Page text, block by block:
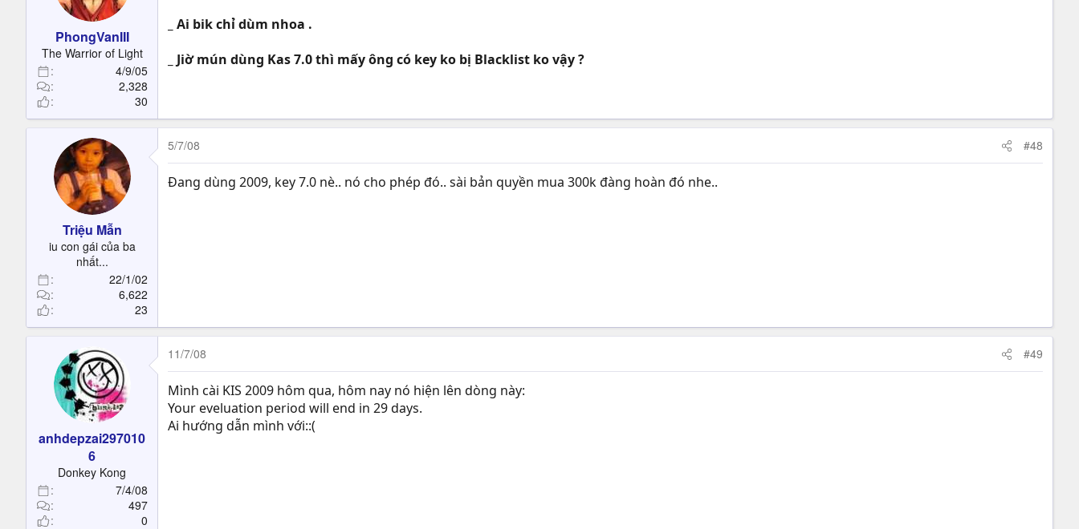
PhongVanIII
The Warrior of Light
4/9/05
2,328
30
_ Ai bik chỉ dùm nhoa .
_ Jiờ mún dùng Kas 7.0 thì mấy ông có key ko bị Blacklist ko vậy ?
Triệu Mẫn
iu con gái của ba
nhất...
22/1/02
6,622
23
5/7/08 #48
Đang dùng 2009, key 7.0 nè.. nó cho phép đó.. sài bản quyền mua 300k đàng hoàn đó nhe..
anhdepzai297010
6
Donkey Kong
7/4/08
497
0
11/7/08 #49
Mình cài KIS 2009 hôm qua, hôm nay nó hiện lên dòng này:
Your eveluation period will end in 29 days.
Ai hướng dẫn mình với::(